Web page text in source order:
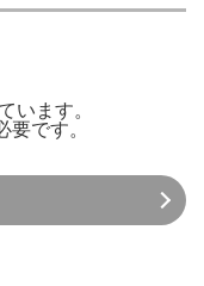
います。
要です。